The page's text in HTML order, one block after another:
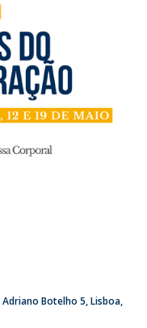
Adriano Botelho 5 Lisboa